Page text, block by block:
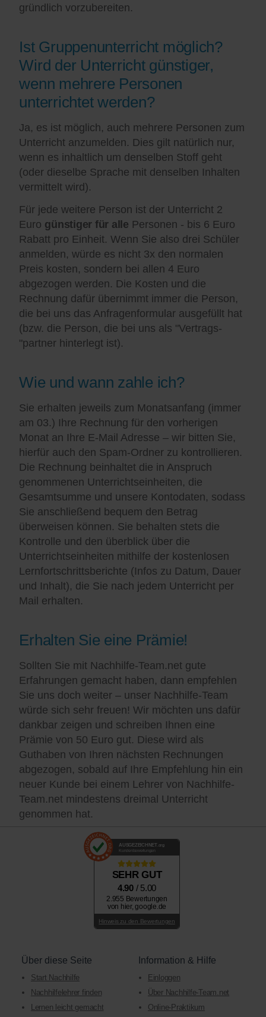
gründlich vorzubereiten.
Ist Gruppenunterricht möglich?
Wird der Unterricht günstiger,
wenn mehrere Personen
unterrichtet werden?
Ja, es ist möglich, auch mehrere Personen zum
Unterricht anzumelden. Dies gilt natürlich nur,
wenn es inhaltlich um denselben Stoff geht
(oder dieselbe Sprache mit denselben Inhalten
vermittelt wird).
Für jede weitere Person ist der Unterricht 2
Euro günstiger für alle Personen - bis 6 Euro
Rabatt pro Einheit. Wenn Sie also drei Schüler
anmelden, würde es nicht 3x den normalen
Preis kosten, sondern bei allen 4 Euro
abgezogen werden. Die Kosten und die
Rechnung dafür übernimmt immer die Person,
die bei uns das Anfragenformular ausgefüllt hat
(bzw. die Person, die bei uns als "Vertrags-
"partner hinterlegt ist).
Wie und wann zahle ich?
Sie erhalten jeweils zum Monatsanfang (immer
am 03.) Ihre Rechnung für den vorherigen
Monat an Ihre E-Mail Adresse – wir bitten Sie,
hierfür auch den Spam-Ordner zu kontrollieren.
Die Rechnung beinhaltet die in Anspruch
genommenen Unterrichtseinheiten, die
Gesamtsumme und unsere Kontodaten, sodass
Sie anschließend bequem den Betrag
überweisen können. Sie behalten stets die
Kontrolle und den überblick über die
Unterrichtseinheiten mithilfe der kostenlosen
Lernfortschrittsberichte (Infos zu Datum, Dauer
und Inhalt), die Sie nach jedem Unterricht per
Mail erhalten.
Erhalten Sie eine Prämie!
Sollten Sie mit Nachhilfe-Team.net gute
Erfahrungen gemacht haben, dann empfehlen
Sie uns doch weiter – unser Nachhilfe-Team
würde sich sehr freuen! Wir möchten uns dafür
dankbar zeigen und schreiben Ihnen eine
Prämie von 50 Euro gut. Diese wird als
Guthaben von Ihren nächsten Rechnungen
abgezogen, sobald auf Ihre Empfehlung hin ein
neuer Kunde bei einem Lehrer von Nachhilfe-
Team.net mindestens dreimal Unterricht
genommen hat.
AUSGEZEICHNET .org
Kundenbewertungen
SEHR GUT
4.90 / 5.00
2.955 Bewertungen
von hier, google.de
Hinweis zu den Bewertungen
Über diese Seite
Start Nachhilfe
Nachhilfelehrer finden
Lernen leicht gemacht
Information & Hilfe
Einloggen
Über Nachhilfe-Team.net
Online-Praktikum